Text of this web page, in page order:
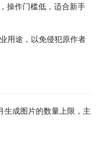
操作门槛低，适合新手
用途，以免侵犯原作者
生成图片的数量上限，主